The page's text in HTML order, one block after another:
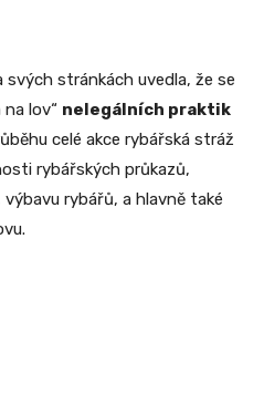
svých stránkách uvedla, že se
lov“ nelegálních praktik
celé akce rybářská stráž
rybářských průkazů,
rybářů, a hlavně také